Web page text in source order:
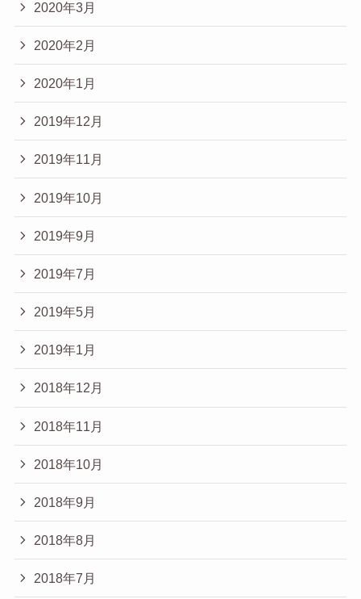
2020年3月
2020年2月
2020年1月
2019年12月
2019年11月
2019年10月
2019年9月
2019年7月
2019年5月
2019年1月
2018年12月
2018年11月
2018年10月
2018年9月
2018年8月
2018年7月